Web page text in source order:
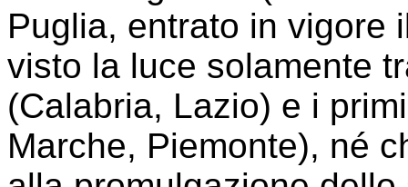
Puglia, entrato in vigore
visto la luce solamente
(Calabria, Lazio) e i
Marche, Piemonte), né